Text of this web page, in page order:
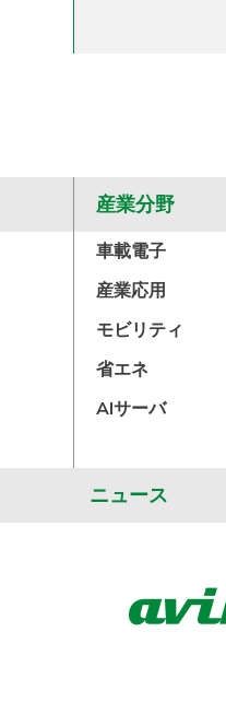
産業分野
車載電子
産業応用
モビリティ
省エネ
AIサーバ
ニュース